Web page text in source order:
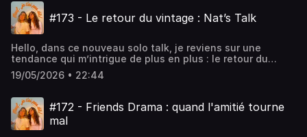
: @meufjetaipasdit @letycja_k
@natalia.ptkhttps://www.tiktok.com/@letycja_khttps://
:
#173 - Le retour du vintage : Nat’s Talk
Hello, dans ce nouveau solo talk, je reviens sur une
tendance qui m’intrigue de plus en plus : le retour du
vintage et de la seconde main… Est-ce une question de
nostalgie, d’âge, ou simplement une réaction à la
Instagram : @meufjetaipasdit @letycja_k
@natalia.ptkhttps://www.instagram.com/
: @meufjetaipasdit @letycja_k
19/05/2026 • 22:44
#172 - Friends Drama : quand l'amitié tourne
mal